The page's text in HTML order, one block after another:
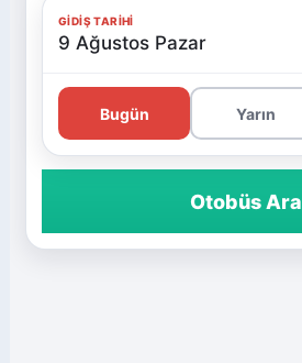
GIDIŞ TARIHI
9 Ağustos Pazar
Bugün Yarın
Otobüs Ara